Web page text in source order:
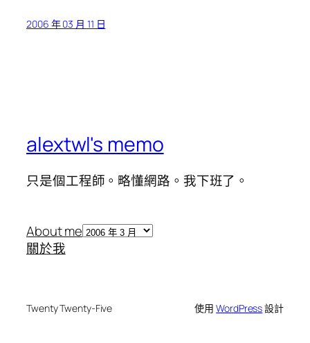
2006 年 03 月 11 日
alextwl's memo
只是個工程師。略懂網路。我下班了。
About me
關於我
彙
Twenty Twenty-Five 使用WordPress設計